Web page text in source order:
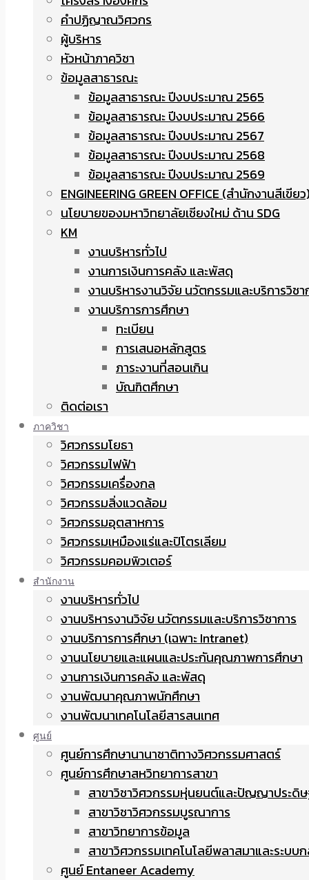
คำปฏิญาณวิศวกร
ผู้บริหาร
หัวหน้าภาควิชา
ข้อมูลสาธารณะ
ข้อมูลสาธารณะ ปีงบประมาณ 2565
ข้อมูลสาธารณะ ปีงบประมาณ 2566
ข้อมูลสาธารณะ ปีงบประมาณ 2567
ข้อมูลสาธารณะ ปีงบประมาณ 2568
ข้อมูลสาธารณะ ปีงบประมาณ 2569
ENGINEERING GREEN OFFICE (สำนักงานสีเขีย
นโยบายของมหาวิทยาลัยเชียงใหม่ ด้าน SDG
KM
งานบริหารทั่วไป
งานการเงินการคลัง และพัสดุ
งานบริหารงานวิจัย นวัตกรรมและบริการวิชา
งานบริการการศึกษา
ทะเบียน
การเสนอหลักสูตร
ภาระงานที่สอนเกิน
บัณฑิตศึกษา
ติดต่อเรา
ภาควิชา
วิศวกรรมโยธา
วิศวกรรมไฟฟ้า
วิศวกรรมเครื่องกล
วิศวกรรมสิ่งแวดล้อม
วิศวกรรมอุตสาหการ
วิศวกรรมเหมืองแร่และปิโตรเลียม
วิศวกรรมคอมพิวเตอร์
สำนักงาน
งานบริหารทั่วไป
งานบริหารงานวิจัย นวัตกรรมและบริการวิชาการ
งานบริการการศึกษา (เฉพาะ Intranet)
งานนโยบายและแผนและประกันคุณภาพการศึกษา
งานการเงินการคลัง และพัสดุ
งานพัฒนาคุณภาพนักศึกษา
งานพัฒนาเทคโนโลยีสารสนเทศ
ศูนย์
ศูนย์การศึกษานานาชาติทางวิศวกรรมศาสตร์
ศูนย์การศึกษาสหวิทยาการสาขา
สาขาวิชาวิศวกรรมหุ่นยนต์และปัญญาประดิ
สาขาวิชาวิศวกรรมบูรณาการ
สาขาวิทยาการข้อมูล
สาขาวิศวกรรมเทคโนโลยีพลาสมาและระบบ
ศูนย์ Entaneer Academy